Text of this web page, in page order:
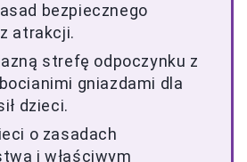
bezpiecznego
atrakcji.
strefę odpoczynku z
gniazdami dla
dzieci.
o zasadach
i właściwym